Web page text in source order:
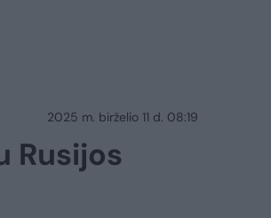
2025 m. birželio 11 d. 08:19
Rusijos